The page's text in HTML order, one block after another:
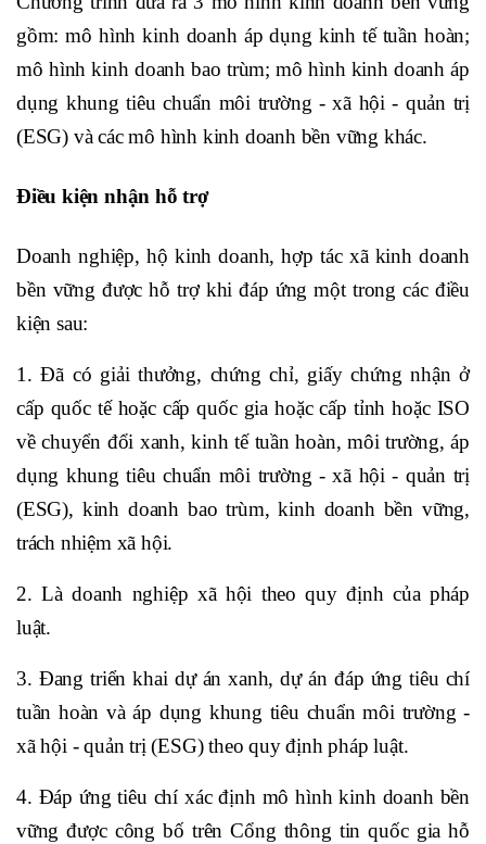
gồm: mô hình kinh doanh áp dụng kinh tế tuần hoàn;
mô hình kinh doanh bao trùm; mô hình kinh doanh áp
dụng khung tiêu chuẩn môi trường - xã hội - quản trị
(ESG) và các mô hình kinh doanh bền vững khác.
Điều kiện nhận hỗ trợ
Doanh nghiệp, hộ kinh doanh, hợp tác xã kinh doanh
bền vững được hỗ trợ khi đáp ứng một trong các điều
kiện sau:
1. Đã có giải thưởng, chứng chỉ, giấy chứng nhận ở
cấp quốc tế hoặc cấp quốc gia hoặc cấp tỉnh hoặc ISO
về chuyển đổi xanh, kinh tế tuần hoàn, môi trường, áp
dụng khung tiêu chuẩn môi trường - xã hội - quản trị
(ESG), kinh doanh bao trùm, kinh doanh bền vững,
trách nhiệm xã hội.
2. Là doanh nghiệp xã hội theo quy định của pháp
luật.
3. Đang triển khai dự án xanh, dự án đáp ứng tiêu chí
tuần hoàn và áp dụng khung tiêu chuẩn môi trường -
xã hội - quản trị (ESG) theo quy định pháp luật.
4. Đáp ứng tiêu chí xác định mô hình kinh doanh bền
vững được công bố trên Cổng thông tin quốc gia hỗ